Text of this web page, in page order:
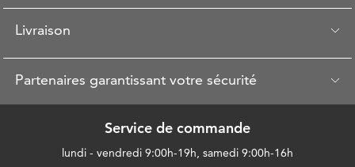
Livraison
Partenaires garantissant votre sécurité
Service de commande
lundi - vendredi 9:00h-19h, samedi 9:00h-16h